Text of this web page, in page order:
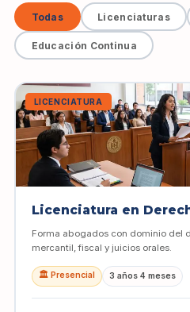
Todas Licenciaturas
Educación Continua
LICENCIATURA
Licenciatura en
Forma abogados con dominio del
mercantil, fiscal y juicios orales.
🏛️ Presencial 3 años 4 meses